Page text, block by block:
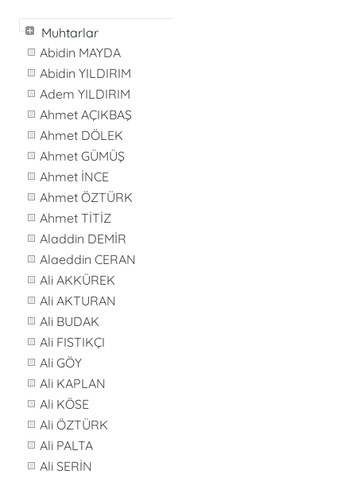
Muhtarlar
Abidin MAYDA
Abidin YILDIRIM
Adem YILDIRIM
Ahmet AÇIKBAŞ
Ahmet DÖLEK
Ahmet GÜMÜŞ
Ahmet İNCE
Ahmet ÖZTÜRK
Ahmet TİTİZ
Aladdin DEMİR
Alaeddin CERAN
Ali AKKÜREK
Ali AKTURAN
Ali BUDAK
Ali FISTIKÇI
Ali GÖY
Ali KAPLAN
Ali KÖSE
Ali ÖZTÜRK
Ali PALTA
Ali SERİN